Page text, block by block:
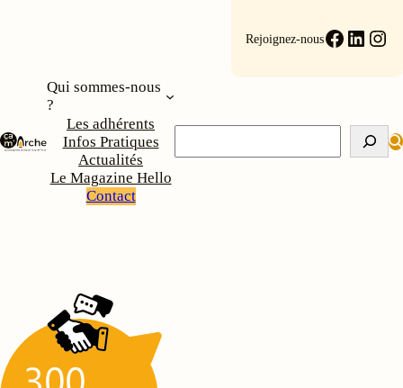
Rejoignez-nous
Qui sommes-nous
?
Les adhérents
Infos Pratiques
Actualités
Le Magazine Hello
Contact